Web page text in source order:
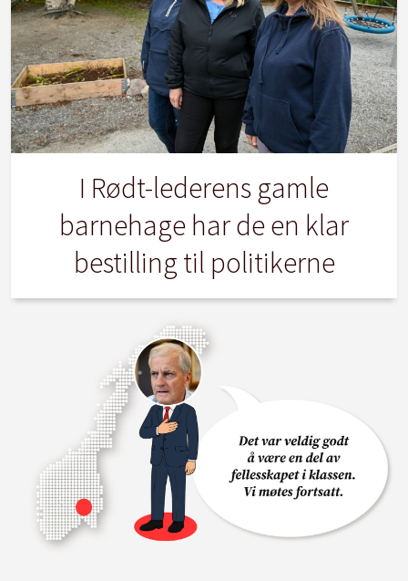
I Rødt-lederens gamle
barnehage har de en klar
bestilling til politikerne